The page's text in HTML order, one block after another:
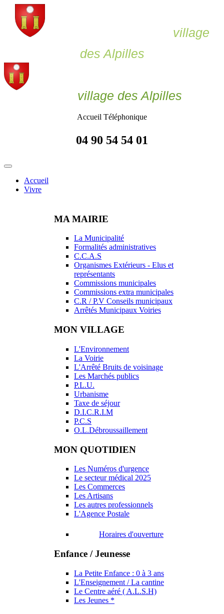
village
des Alpilles
village des Alpilles
Accueil Téléphonique
04 90 54 54 01
Accueil
Vivre
MA MAIRIE
La Municipalité
Formalités administratives
C.C.A.S
Organismes Extérieurs - Elus et
représentants
Commissions municipales
Commissions extra municipales
C.R / P.V Conseils municipaux
Arrêtés Municipaux Voiries
MON VILLAGE
L'Environnement
La Voirie
L'Arrêté Bruits de voisinage
Les Marchés publics
P.L.U.
Urbanisme
Taxe de séjour
D.I.C.R.I.M
P.C.S
O.L.Débroussaillement
MON QUOTIDIEN
Les Numéros d'urgence
Le secteur médical 2025
Les Commerces
Les Artisans
Les autres professionnels
L'Agence Postale
Horaires d'ouverture
Enfance / Jeunesse
La Petite Enfance : 0 à 3 ans
L'Enseignement / La cantine
Le Centre aéré ( A.L.S.H)
Les Jeunes *